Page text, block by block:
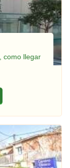
como llegar